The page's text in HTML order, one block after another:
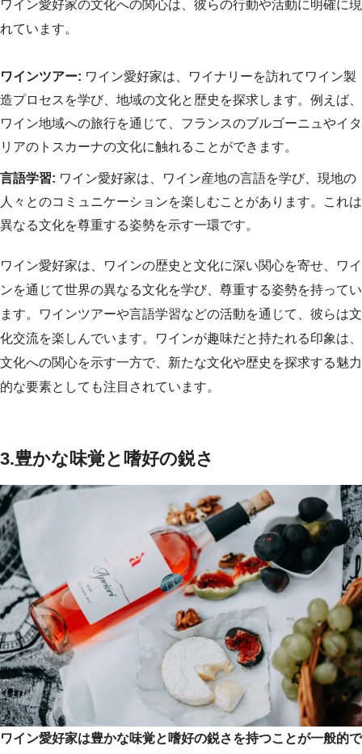
ワイン愛好家の文化への関心は、彼らの行動や活動に明確に現
れています。
ワインツアー: ワイン愛好家は、ワイナリーを訪れてワイン製
造プロセスを学び、地域の文化と歴史を探求します。例えば、
ワイン地域への旅行を通じて、フランスのブルゴーニュやイタ
リアのトスカーナの文化に触れることができます。
言語学習: ワイン愛好家は、ワイン産地の言語を学び、現地の
人々とのコミュニケーションを楽しむことがあります。これは
異なる文化を尊重する姿勢を示す一環です。
ワイン愛好家は、ワインの歴史と文化に深い関心を寄せ、ワイ
ンを通じて世界の異なる文化を学び、尊重する姿勢を持ってい
ます。ワインツアーや言語学習などの活動を通じて、彼らは文
化交流を楽しんでいます。ワインが趣味だと持たれる印象は、
文化への関心を示す一方で、新たな文化や歴史を探求する魅力
的な要素としても注目されています。
3.豊かな味覚と嗜好の鋭さ
ワイン愛好家は豊かな味覚と嗜好の鋭さを持つことが一般的で